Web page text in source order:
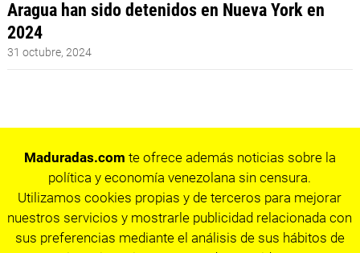
Aragua han sido detenidos en Nueva York en
2024
31 octubre, 2024
Maduradas.com te ofrece además noticias sobre la
política y economía venezolana sin censura.
Utilizamos cookies propias y de terceros para mejorar
nuestros servicios y mostrarle publicidad relacionada con
sus preferencias mediante el análisis de sus hábitos de